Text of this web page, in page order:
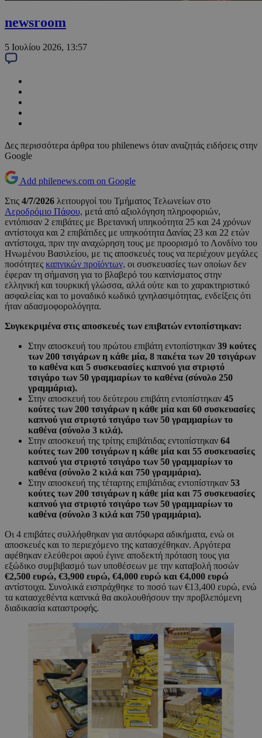
newsroom
5 Ιουλίου 2026, 13:57
Δες περισσότερα άρθρα του philenews όταν αναζητάς ειδήσεις στην
Google
Add philenews.com on Google
Στις 4/7/2026 λειτουργοί του Τμήματος Τελωνείων στο
Αεροδρόμιο Πάφου, μετά από αξιολόγηση πληροφοριών,
εντόπισαν 2 επιβάτες με Βρετανική υπηκοότητα 25 και 24 χρόνων
αντίστοιχα και 2 επιβάτιδες με υπηκοότητα Δανίας 23 και 22 ετών
αντίστοιχα, πριν την αναχώρηση τους με προορισμό το Λονδίνο του
Ηνωμένου Βασιλείου, με τις αποσκευές τους να περιέχουν μεγάλες
ποσότητες καπνικών προϊόντων, οι συσκευασίες των οποίων δεν
έφεραν τη σήμανση για το βλαβερό του καπνίσματος στην
ελληνική και τουρκική γλώσσα, αλλά ούτε και το χαρακτηριστικό
ασφαλείας και το μοναδικό κωδικό ιχνηλασιμότητας, ενδείξεις ότι
ήταν αδασμοφορολόγητα.
Συγκεκριμένα στις αποσκευές των επιβατών εντοπίστηκαν:
Στην αποσκευή του πρώτου επιβάτη εντοπίστηκαν 39 κούτες
των 200 τσιγάρων η κάθε μία, 8 πακέτα των 20 τσιγάρων
το καθένα και 5 συσκευασίες καπνού για στριφτό
τσιγάρο των 50 γραμμαρίων το καθένα (σύνολο 250
γραμμάρια).
Στην αποσκευή του δεύτερου επιβάτη εντοπίστηκαν 45
κούτες των 200 τσιγάρων η κάθε μία και 60 συσκευασίες
καπνού για στριφτό τσιγάρο των 50 γραμμαρίων το
καθένα (σύνολο 3 κιλά).
Στην αποσκευή της τρίτης επιβάτιδας εντοπίστηκαν 64
κούτες των 200 τσιγάρων η κάθε μία και 55 συσκευασίες
καπνού για στριφτό τσιγάρο των 50 γραμμαρίων το
καθένα (σύνολο 2 κιλά και 750 γραμμάρια).
Στην αποσκευή της τέταρτης επιβάτιδας εντοπίστηκαν 53
κούτες των 200 τσιγάρων η κάθε μία και 75 συσκευασίες
καπνού για στριφτό τσιγάρο των 50 γραμμαρίων το
καθένα (σύνολο 3 κιλά και 750 γραμμάρια).
Οι 4 επιβάτες συλλήφθηκαν για αυτόφωρα αδικήματα, ενώ οι
αποσκευές και το περιεχόμενο της κατασχέθηκαν. Αργότερα
αφέθηκαν ελεύθεροι αφού έγινε αποδεκτή πρόταση τους για
εξώδικο συμβιβασμό των υποθέσεων με την καταβολή ποσών
€2,500 ευρώ, €3,900 ευρώ, €4,000 ευρώ και €4,000 ευρώ
αντίστοιχα. Συνολικά εισπράχθηκε το ποσό των €13,400 ευρώ, ενώ
τα κατασχεθέντα καπνικά θα ακολουθήσουν την προβλεπόμενη
διαδικασία καταστροφής.